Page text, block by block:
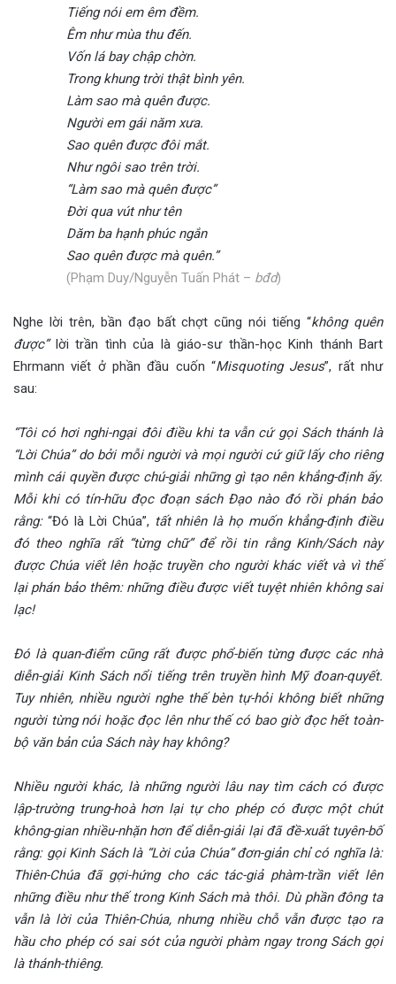
Tiếng nói em êm đềm.
Êm như mùa thu đến.
Vốn lá bay chập chờn.
Trong khung trời thật bình yên.
Làm sao mà quên được.
Người em gái năm xưa.
Sao quên được đôi mắt.
Như ngôi sao trên trời.
“Làm sao mà quên được”
Đời qua vút như tên
Dăm ba hạnh phúc ngắn
Sao quên được mà quên.”
(Phạm Duy/Nguyễn Tuấn Phát – bđd)
Nghe lời trên, bần đạo bất chợt cũng nói tiếng “không quên
được” lời trần tình của là giáo-sư thần-học Kinh thánh Bart
Ehrmann viết ở phần đầu cuốn “Misquoting Jesus”, rất như
sau:
“Tôi có hơi nghi-ngại đôi điều khi ta vẫn cứ gọi Sách thánh là
“Lời Chúa” do bởi mỗi người và mọi người cứ giữ lấy cho riêng
mình cái quyền được chú-giải những gì tạo nên khẳng-định ấy.
Mỗi khi có tín-hữu đọc đoạn sách Đạo nào đó rồi phán bảo
rằng: “Đó là Lời Chúa”, tất nhiên là họ muốn khẳng-định điều
đó theo nghĩa rất “từng chữ” để rồi tin rằng Kinh/Sách này
được Chúa viết lên hoặc truyền cho người khác viết và vì thế
lại phán bảo thêm: những điều được viết tuyệt nhiên không sai
lạc!
Đó là quan-điểm cũng rất được phổ-biến từng được các nhà
diễn-giải Kinh Sách nổi tiếng trên truyền hình Mỹ đoan-quyết.
Tuy nhiên, nhiều người nghe thế bèn tự-hỏi không biết những
người từng nói hoặc đọc lên như thế có bao giờ đọc hết toàn-
bộ văn bản của Sách này hay không?
Nhiều người khác, là những người lâu nay tìm cách có được
lập-trường trung-hoà hơn lại tự cho phép có được một chút
không-gian nhiều-nhặn hơn để diễn-giải lại đã đề-xuất tuyên-bố
rằng: gọi Kinh Sách là “Lời của Chúa” đơn-giản chỉ có nghĩa là:
Thiên-Chúa đã gợi-hứng cho các tác-giả phàm-trần viết lên
những điều như thế trong Kinh Sách mà thôi. Dù phần đông ta
vẫn là lời của Thiên-Chúa, nhưng nhiều chỗ vẫn được tạo ra
hầu cho phép có sai sót của người phàm ngay trong Sách gọi
là thánh-thiêng.